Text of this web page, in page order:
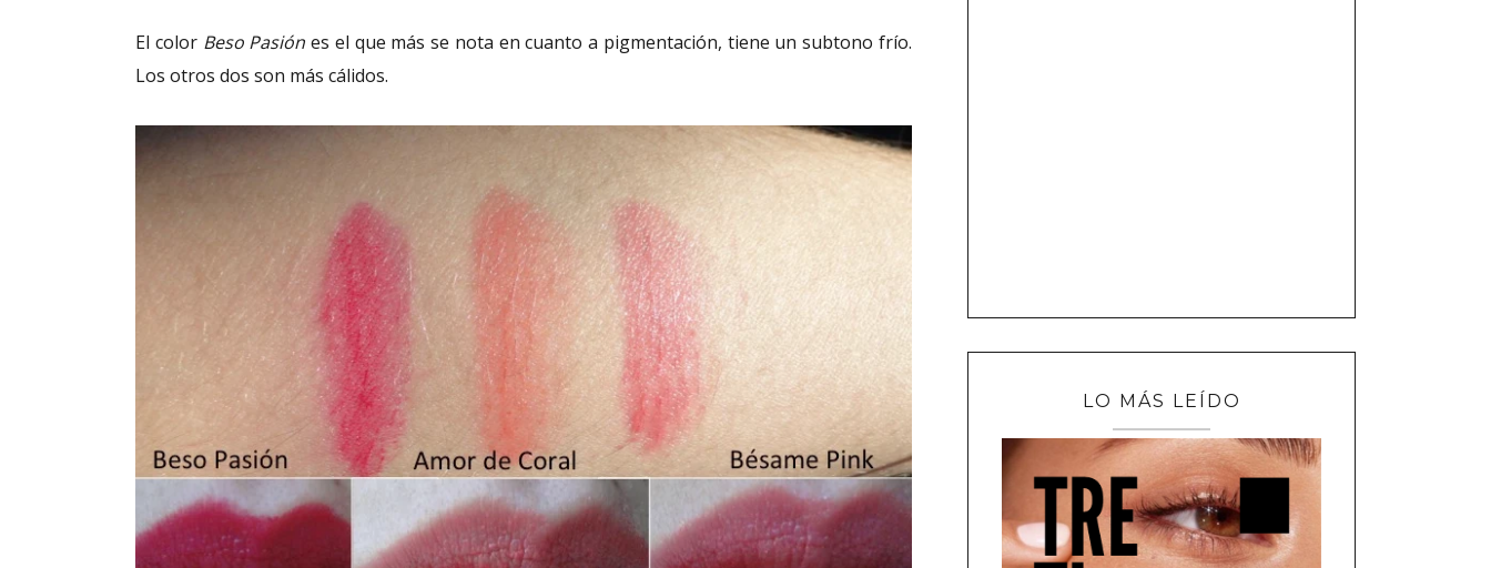
El colorBeso Pasión es el que más se nota en cuanto a pigmentación, tiene un subtono frío.
Los otros dos son más cálidos.
LO MÁS LEÍDO